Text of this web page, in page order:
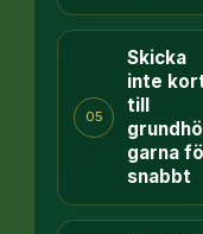
05
Skicka
inte
till
grundhö
garna
snabbt